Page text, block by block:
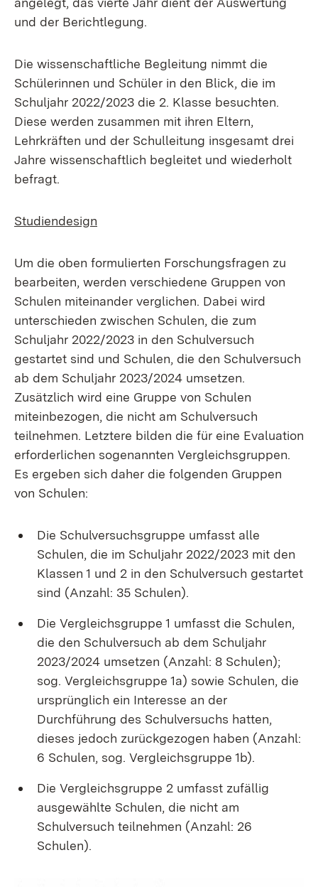
und der Berichtlegung.
Die wissenschaftliche Begleitung nimmt die
Schülerinnen und Schüler in den Blick, die im
Schuljahr 2022/2023 die 2. Klasse besuchten.
Diese werden zusammen mit ihren Eltern,
Lehrkräften und der Schulleitung insgesamt drei
Jahre wissenschaftlich begleitet und wiederholt
befragt.
Studiendesign
Um die oben formulierten Forschungsfragen zu
bearbeiten, werden verschiedene Gruppen von
Schulen miteinander verglichen. Dabei wird
unterschieden zwischen Schulen, die zum
Schuljahr 2022/2023 in den Schulversuch
gestartet sind und Schulen, die den Schulversuch
ab dem Schuljahr 2023/2024 umsetzen.
Zusätzlich wird eine Gruppe von Schulen
miteinbezogen, die nicht am Schulversuch
teilnehmen. Letztere bilden die für eine Evaluation
erforderlichen sogenannten Vergleichsgruppen.
Es ergeben sich daher die folgenden Gruppen
von Schulen:
Die Schulversuchsgruppe umfasst alle
Schulen, die im Schuljahr 2022/2023 mit den
Klassen 1 und 2 in den Schulversuch gestartet
sind (Anzahl: 35 Schulen).
Die Vergleichsgruppe 1 umfasst die Schulen,
die den Schulversuch ab dem Schuljahr
2023/2024 umsetzen (Anzahl: 8 Schulen);
sog. Vergleichsgruppe 1a) sowie Schulen, die
ursprünglich ein Interesse an der
Durchführung des Schulversuchs hatten,
dieses jedoch zurückgezogen haben (Anzahl:
6 Schulen, sog. Vergleichsgruppe 1b).
Die Vergleichsgruppe 2 umfasst zufällig
ausgewählte Schulen, die nicht am
Schulversuch teilnehmen (Anzahl: 26
Schulen).